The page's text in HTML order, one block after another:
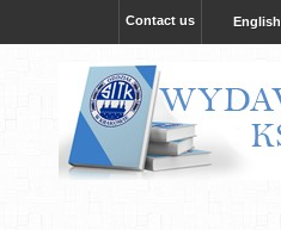
English
Contact us